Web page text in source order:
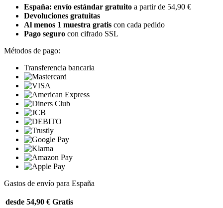
España: envío estándar gratuito a partir de 54,90 €
Devoluciones gratuitas
Al menos 1 muestra gratis con cada pedido
Pago seguro con cifrado SSL
Métodos de pago:
Transferencia bancaria
Gastos de envío para España
desde 54,90 € Gratis